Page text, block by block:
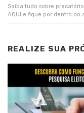
Saiba tudo sobre
AQUI e fique por dentro do
REALIZE SUA